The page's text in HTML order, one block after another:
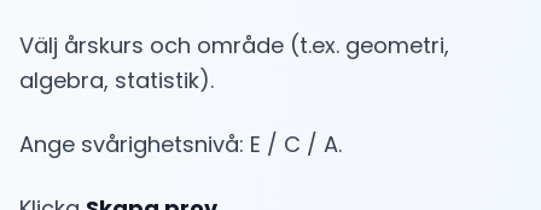
Välj årskurs och område (t.ex. geometri,
algebra, statistik).
Ange svårighetsnivå: E / C / A.